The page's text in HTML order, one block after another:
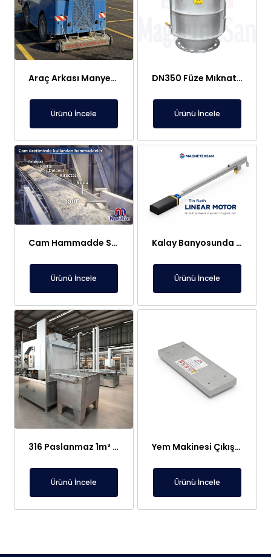
Araç Arkası Manyetik Süpürge – Liman, Fuar Alanı ve Otomotiv Fabrikaları İçin
Ürünü İncele
DN350 Füze Mıknatıs (Bullet Magnet) – Toz ve Alçı Hatlarında Tıkanma Yapmaz Manyetik Seperatör
Ürünü İncele
Cam Hammadde Sektörü İçin Askı Tipi Neodimyum Plaka Mıknatıs | Yüksek Gauss Manyetik Separatör
Ürünü İncele
Kalay Banyosunda Lineer Elektromıknatıs: Sıcaklık Homojenliği ve Oksit Temizleme
Ürünü İncele
316 Paslanmaz 1m³ Elektroliz Hücresi | 7 Katot 8 Anot Altın Gümüş Rafinasyon Sistemi
Ürünü İncele
Yem Makinesi Çıkışı İçin Metal Ayırıcı Plaka Mıknatıs
Ürünü İncele